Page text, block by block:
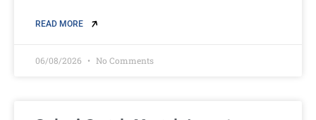
READ MORE
06/08/2026 No Comments